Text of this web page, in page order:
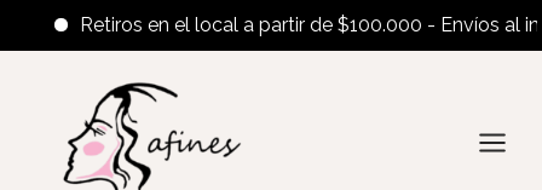
Retiros en el local a partir de $100.000 - Envíos al
contenido